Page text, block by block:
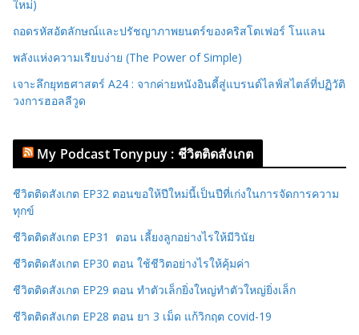
ใหม่)
ถอดรหัสอัตลักษณ์และปรัชญาภาพยนตร์ของคริสโตเฟอร์ โนแลน
พลังแห่งความเรียบง่าย (The Power of Simple)
เจาะลึกยุทธศาสตร์ A24 : จากค่ายหนังอินดี้สู่แบรนด์ไลฟ์สไตล์ที่ปฏิวัติ
วงการฮอลลีวูด
My Podcast Tonypuy : ชีวิตติดสังเกต
ชีวิตติดสังเกต EP32 ตอนขอให้ปีใหม่นี้เป็นปีที่เก่งในการจัดการความ
ทุกข์
ชีวิตติดสังเกต EP31 ตอน เลี้ยงลูกอย่างไรให้มีวินัย
ชีวิตติดสังเกต EP30 ตอน ใช้ชีวิตอย่างไรให้คุ้มค่า
ชีวิตติดสังเกต EP29 ตอน ทำตัวเล็กยิ่งใหญ่ทำตัวใหญ่ยิ่งเล็ก
ชีวิตติดสังเกต EP28 ตอน ยา 3 เม็ด แก้วิกฤต covid-19